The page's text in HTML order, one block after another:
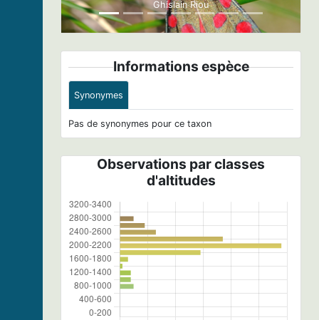
Ghislain Riou
Informations espèce
Synonymes
Pas de synonymes pour ce taxon
Observations par classes
d'altitudes